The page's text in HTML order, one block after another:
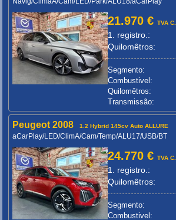
21.970 €TVA C.
1. registro.:
Quilomêtros:
Segmento:
Combustivel:
Quilomêtros:
Transmissão:
Peugeot 2008 1.2 Hybrid 145cv Auto ALLURE
aCarPlay/LED/ClimA/Cam/Temp/ALU17/USB/BT
24.770 €TVA C.
1. registro.:
Quilomêtros:
Segmento:
Combustivel: